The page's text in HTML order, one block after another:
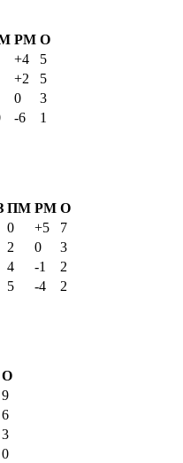
РМ О
+4
5
+2
5
0
3
-6
1
ПМ РМ О
0 +5
7
2 0
3
4 -1
2
5 -4
2
О
9
6
3
0